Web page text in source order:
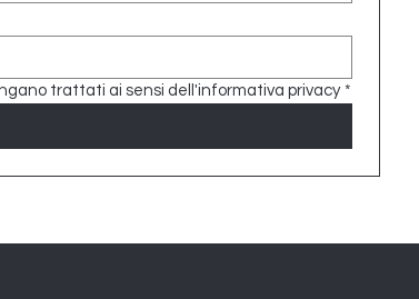
trattati ai sensi dell'informativa privacy *